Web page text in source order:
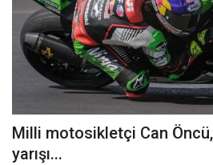
Milli motosikletçi Can
yarışı...